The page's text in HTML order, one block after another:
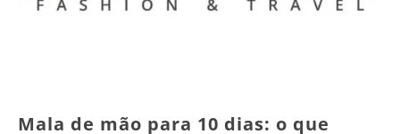
Mala de mão para 10 dias: o que